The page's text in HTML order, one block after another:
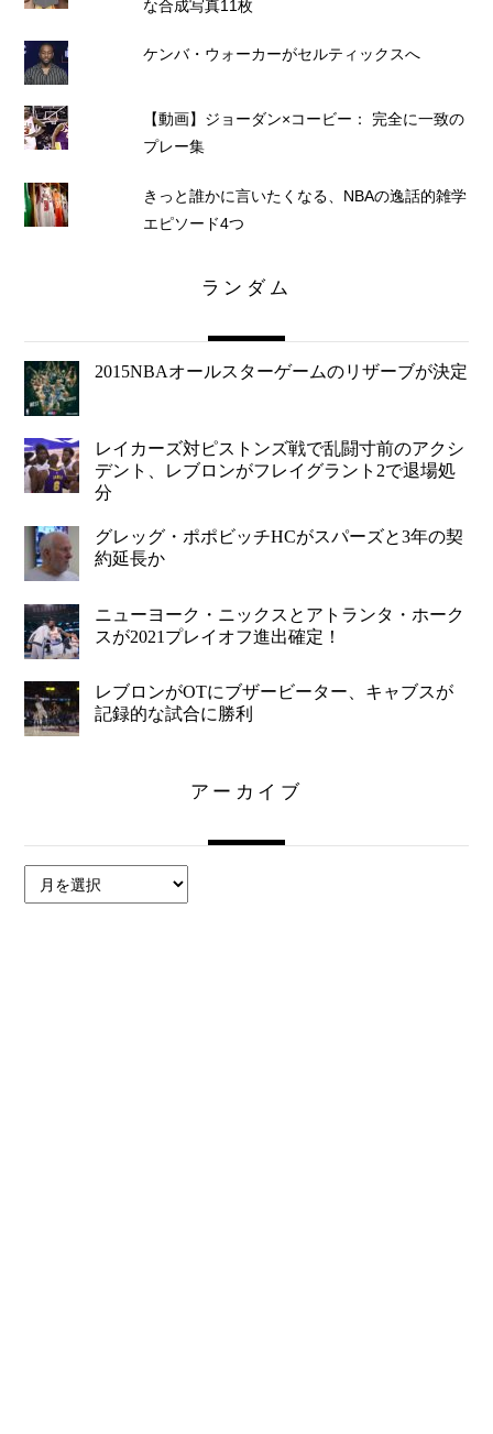
な合成写真11枚
ケンバ・ウォーカーがセルティックスへ
【動画】ジョーダン×コービー： 完全に一致の
プレー集
きっと誰かに言いたくなる、NBAの逸話的雑学
エピソード4つ
ランダム
2015NBAオールスターゲームのリザーブが決定
レイカーズ対ピストンズ戦で乱闘寸前のアクシ
デント、レブロンがフレイグラント2で退場処
分
グレッグ・ポポビッチHCがスパーズと3年の契
約延長か
ニューヨーク・ニックスとアトランタ・ホーク
スが2021プレイオフ進出確定！
レブロンがOTにブザービーター、キャブスが
記録的な試合に勝利
アーカイブ
ー